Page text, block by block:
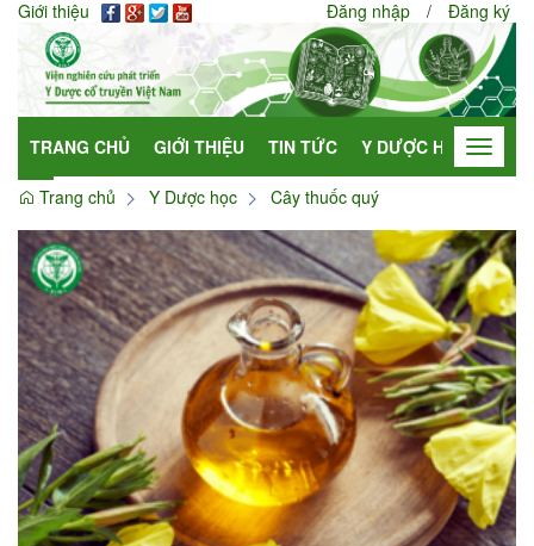
Giới thiệu Đăng nhập / Đăng ký
TRANG CHỦ GIỚI THIỆU TIN TỨC Y DƯỢC HỌC Toggle
Trang chủ
Y Dược học Cây thuốc quý